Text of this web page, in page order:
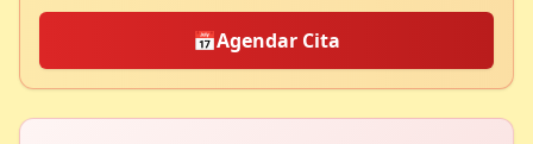
📅Agendar Cita